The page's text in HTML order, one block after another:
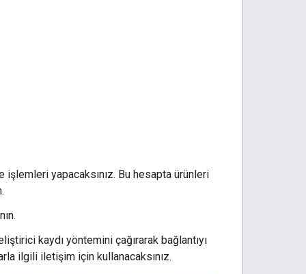
yapacaksınız. Bu hesapta ürünleri
kaydı yöntemini çağırarak bağlantıyı
ilgili iletişim için kullanacaksınız.